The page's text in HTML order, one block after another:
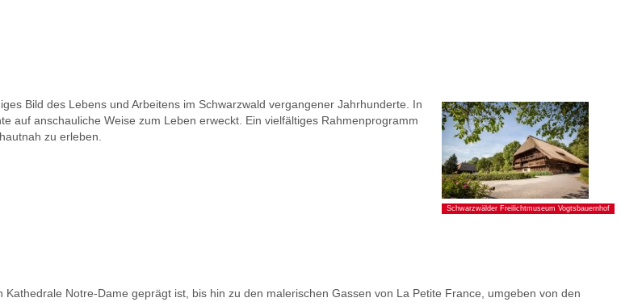
Schwarzwälder Freilichtmuseum Vogtsbauernhof
Bild des Lebens und Arbeitens im Schwarzwald vergangener Jahrhunderte. In
auf anschauliche Weise zum Leben erweckt. Ein vielfältiges Rahmenprogramm
zu erleben.
Notre-Dame geprägt ist, bis hin zu den malerischen Gassen von La Petite France, umgeben von den